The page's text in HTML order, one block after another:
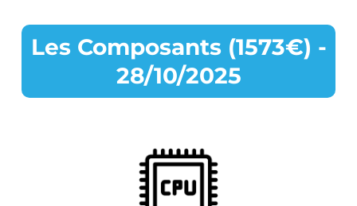
Les Composants (1573€) -
28/10/2025